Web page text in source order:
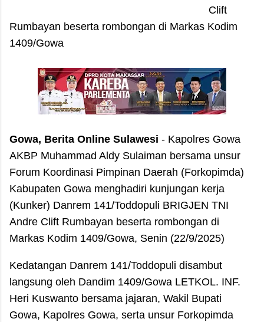
Clift
Rumbayan beserta rombongan di Markas Kodim
1409/Gowa
Gowa, Berita Online Sulawesi - Kapolres Gowa
AKBP Muhammad Aldy Sulaiman bersama unsur
Forum Koordinasi Pimpinan Daerah (Forkopimda)
Kabupaten Gowa menghadiri kunjungan kerja
(Kunker) Danrem 141/Toddopuli BRIGJEN TNI
Andre Clift Rumbayan beserta rombongan di
Markas Kodim 1409/Gowa, Senin (22/9/2025)
Kedatangan Danrem 141/Toddopuli disambut
langsung oleh Dandim 1409/Gowa LETKOL. INF.
Heri Kuswanto bersama jajaran, Wakil Bupati
Gowa, Kapolres Gowa, serta unsur Forkopimda